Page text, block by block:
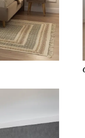
17 700₽ 29 500